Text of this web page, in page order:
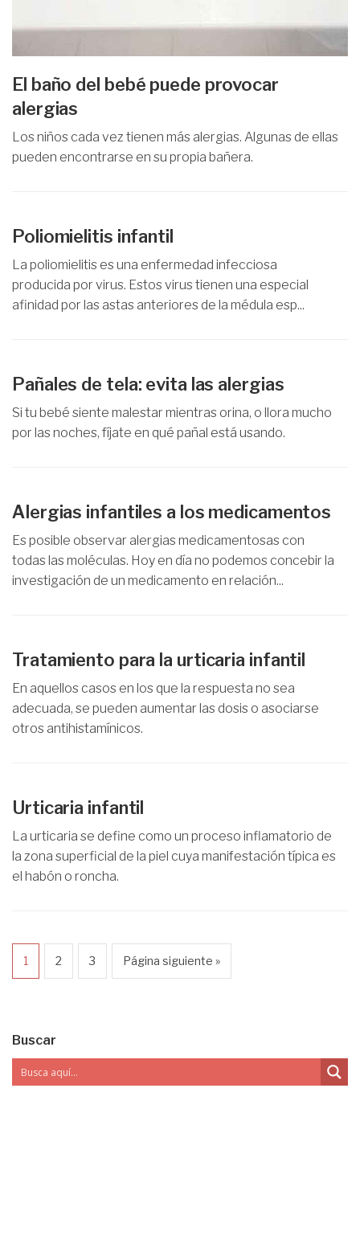
El baño del bebé puede provocar
alergias
Los niños cada vez tienen más alergias. Algunas de ellas
pueden encontrarse en su propia bañera.
Poliomielitis infantil
La poliomielitis es una enfermedad infecciosa
producida por virus. Estos virus tienen una especial
afinidad por las astas anteriores de la médula esp...
Pañales de tela: evita las alergias
Si tu bebé siente malestar mientras orina, o llora mucho
por las noches, fíjate en qué pañal está usando.
Alergias infantiles a los medicamentos
Es posible observar alergias medicamentosas con
todas las moléculas. Hoy en día no podemos concebir la
investigación de un medicamento en relación...
Tratamiento para la urticaria infantil
En aquellos casos en los que la respuesta no sea
adecuada, se pueden aumentar las dosis o asociarse
otros antihistamínicos.
Urticaria infantil
La urticaria se define como un proceso inflamatorio de
la zona superficial de la piel cuya manifestación típica es
el habón o roncha.
1 2 3 Página siguiente »
Buscar